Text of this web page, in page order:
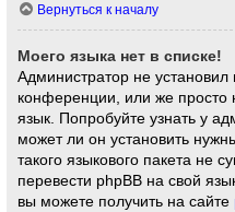
Вернуться к началу
Моего языка нет в списке!
Администратор не
конференции, или же просто
язык. Попробуйте узнать у
может ли он установить
такого языкового пакета не
перевести phpBB на свой
вы можете получить на сайте